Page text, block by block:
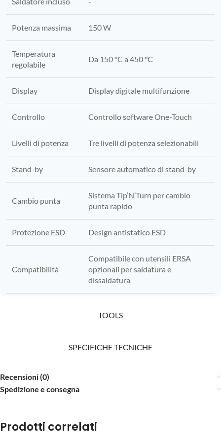
TOOLS
SPECIFICHE TECNICHE
Potenza massima 150 W
Temperatura
regolabile
Da 150 °C a 450 °C
Display Display digitale multifunzione
Controllo Controllo software One-Touch
Livelli di potenza Tre livelli di potenza selezionabili
Stand-by Sensore automatico di stand-by
Cambio punta
Sistema Tip’N’Turn per cambio
punta rapido
Protezione ESD Design antistatico ESD
Compatibilità
Compatibile con utensili ERSA
opzionali per saldatura e
dissaldatura
Recensioni (0)
Spedizione e consegna
Prodotti correlati